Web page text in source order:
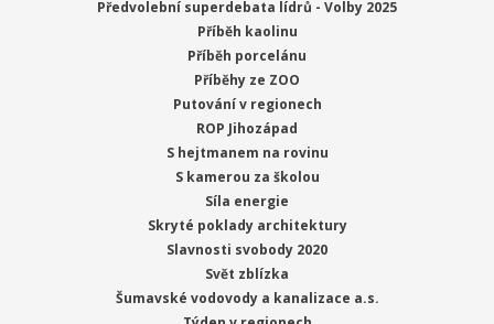
Předvolební superdebata lídrů - Volby 2025
Příběh kaolinu
Příběh porcelánu
Příběhy ze ZOO
Putování v regionech
ROP Jihozápad
S hejtmanem na rovinu
S kamerou za školou
Síla energie
Skryté poklady architektury
Slavnosti svobody 2020
Svět zblízka
Šumavské vodovody a kanalizace a.s.